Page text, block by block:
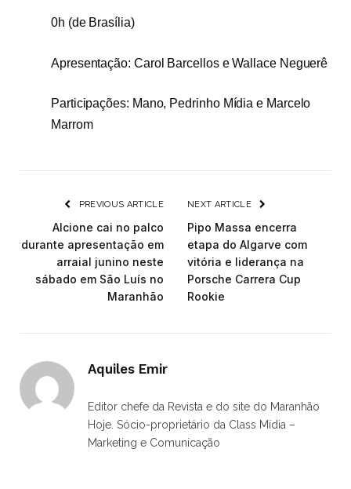
0h (de Brasília)
Apresentação: Carol Barcellos e Wallace Neguerê
Participações: Mano, Pedrinho Mídia e Marcelo
Marrom
PREVIOUS ARTICLE
Alcione cai no palco
durante apresentação em
arraial junino neste
sábado em São Luís no
Maranhão
NEXT ARTICLE
Pipo Massa encerra
etapa do Algarve com
vitória e liderança na
Porsche Carrera Cup
Rookie
Aquiles Emir
Editor chefe da Revista e do site do Maranhão
Hoje. Sócio-proprietário da Class Mídia –
Marketing e Comunicação